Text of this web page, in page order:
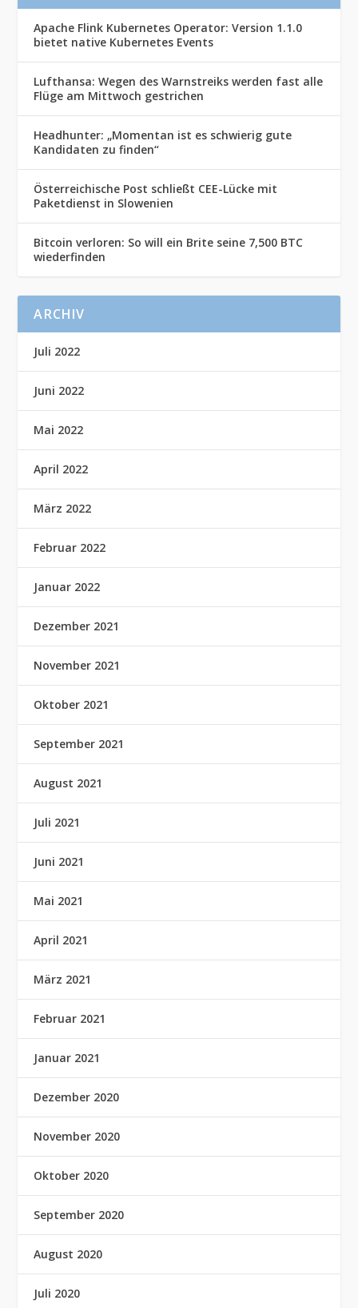
Apache Flink Kubernetes Operator: Version 1.1.0
bietet native Kubernetes Events
Lufthansa: Wegen des Warnstreiks werden fast alle
Flüge am Mittwoch gestrichen
Headhunter: „Momentan ist es schwierig gute
Kandidaten zu finden“
Österreichische Post schließt CEE-Lücke mit
Paketdienst in Slowenien
Bitcoin verloren: So will ein Brite seine 7,500 BTC
wiederfinden
ARCHIV
Juli 2022
Juni 2022
Mai 2022
April 2022
März 2022
Februar 2022
Januar 2022
Dezember 2021
November 2021
Oktober 2021
September 2021
August 2021
Juli 2021
Juni 2021
Mai 2021
April 2021
März 2021
Februar 2021
Januar 2021
Dezember 2020
November 2020
Oktober 2020
September 2020
August 2020
Juli 2020